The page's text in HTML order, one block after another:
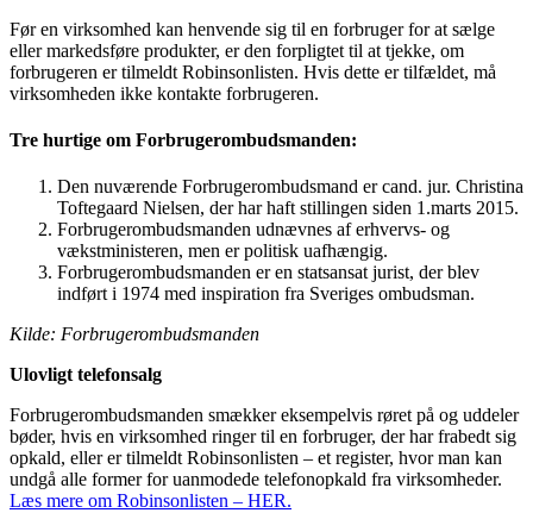
Før en virksomhed kan henvende sig til en forbruger for at sælge
eller markedsføre produkter, er den forpligtet til at tjekke, om
forbrugeren er tilmeldt Robinsonlisten. Hvis dette er tilfældet, må
virksomheden ikke kontakte forbrugeren.
Tre hurtige om Forbrugerombudsmanden:
Den nuværende Forbrugerombudsmand er cand. jur. Christina
Toftegaard Nielsen, der har haft stillingen siden 1.marts 2015.
Forbrugerombudsmanden udnævnes af erhvervs- og
vækstministeren, men er politisk uafhængig.
Forbrugerombudsmanden er en statsansat jurist, der blev
indført i 1974 med inspiration fra Sveriges ombudsman.
Kilde: Forbrugerombudsmanden
Ulovligt telefonsalg
Forbrugerombudsmanden smækker eksempelvis røret på og uddeler
bøder, hvis en virksomhed ringer til en forbruger, der har frabedt sig
opkald, eller er tilmeldt Robinsonlisten – et register, hvor man kan
undgå alle former for uanmodede telefonopkald fra virksomheder.
Læs mere om Robinsonlisten – HER.